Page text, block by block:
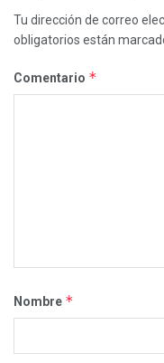
Tu dirección de correo
obligatorios están
Comentario *
Nombre *